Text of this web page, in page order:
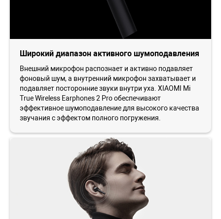
Широкий диапазон активного шумоподавления
Внешний микрофон распознает и активно подавляет
фоновый шум, а внутренний микрофон захватывает и
подавляет посторонние звуки внутри уха. XIAOMI Mi
True Wireless Earphones 2 Pro обеспечивают
эффективное шумоподавление для высокого качества
звучания с эффектом полного погружения.